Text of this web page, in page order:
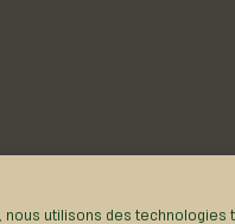
utilisons des